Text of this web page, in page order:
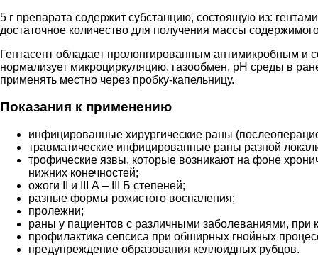
5 г препарата содержит субстанцию, состоящую из:
достаточное количество для получения массы
Гентасепт обладает пролонгированным антимикробным и
нормализует микроциркуляцию, газообмен, рН среды в
применять местно через пробку-капельницу.
Показания к применению
инфицированные хирургические раны
травматические инфицированные раны разной
трофические язвы, которые возникают на фоне
нижних конечностей;
ожоги II и III А – III Б степеней;
разные формы рожистого воспаления;
пролежни;
раны у пациентов с различными заболеваниями,
профилактика сепсиса при обширных гнойных
предупреждение образования келлоидных рубцов.